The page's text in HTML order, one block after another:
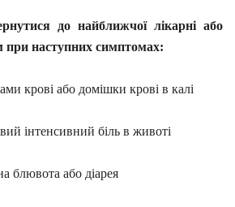
до найближчої лікарні або
при наступних симптомах:
крові або домішки крові в калі
інтенсивний біль в животі
блювота або діарея